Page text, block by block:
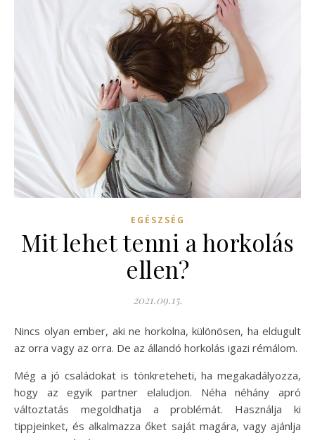
EGÉSZSÉG
Mit lehet tenni a horkolás
ellen?
2021.09.15.
Nincs olyan ember, aki ne horkolna, különösen, ha eldugult
az orra vagy az orra. De az állandó horkolás igazi rémálom.
Még a jó családokat is tönkreteheti, ha megakadályozza,
hogy az egyik partner elaludjon. Néha néhány apró
változtatás megoldhatja a problémát. Használja ki
tippjeinket, és alkalmazza őket saját magára, vagy ajánlja